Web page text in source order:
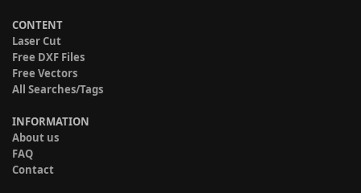
CONTENT
Laser Cut
Free DXF Files
Free Vectors
All Searches/Tags
INFORMATION
About us
FAQ
Contact